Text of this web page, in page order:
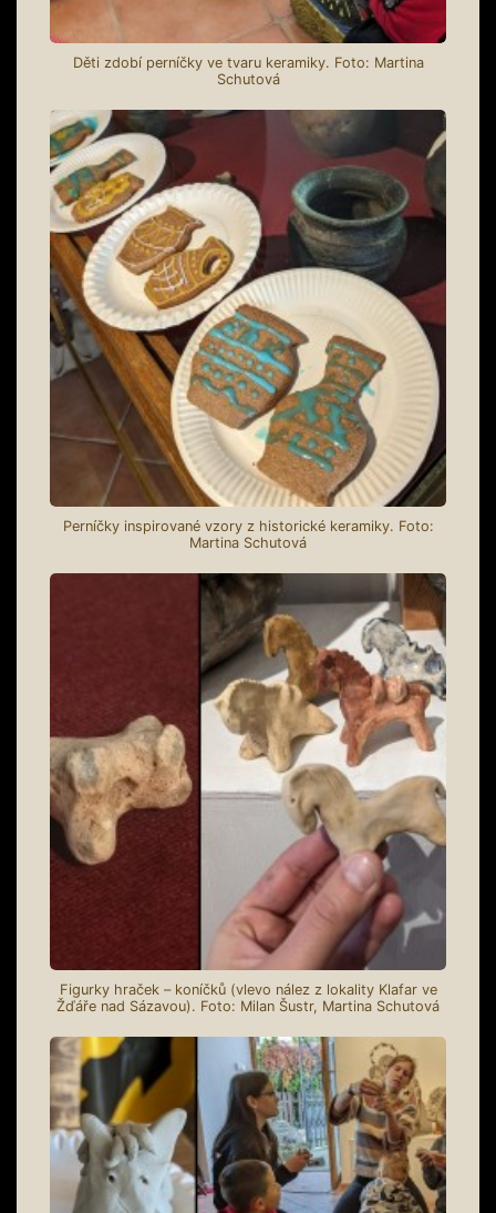
Děti zdobí perníčky ve tvaru keramiky. Foto: Martina
Schutová
Perníčky inspirované vzory z historické keramiky. Foto:
Martina Schutová
Figurky hraček – koníčků (vlevo nález z lokality Klafar ve
Žďáře nad Sázavou). Foto: Milan Šustr, Martina Schutová